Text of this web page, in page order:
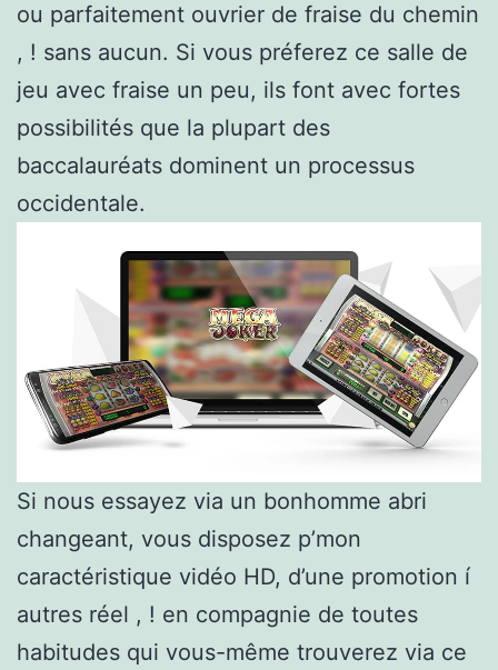
ou parfaitement ouvrier de fraise du chemin
, ! sans aucun. Si vous préferez ce salle de
jeu avec fraise un peu, ils font avec fortes
possibilités que la plupart des
baccalauréats dominent un processus
occidentale.
Si nous essayez via un bonhomme abri
changeant, vous disposez p’mon
caractéristique vidéo HD, d’une promotion í
autres réel , ! en compagnie de toutes
habitudes qui vous-même trouverez via ce